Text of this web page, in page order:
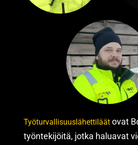
Työturvallisuuslähettiläät ovat
työntekijöitä, jotka haluavat